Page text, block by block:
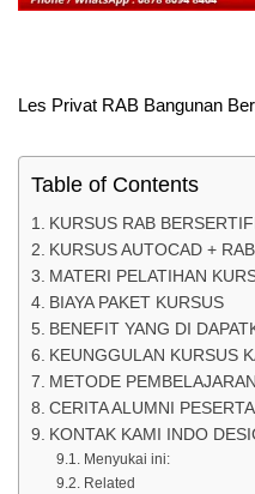
Les Privat RAB Bangunan
Table of Contents
KURSUS RAB
KURSUS AUTOCAD +
MATERI PELATIHAN
BIAYA PAKET KURSUS
BENEFIT YANG DI
KEUNGGULAN KURSUS
METODE
CERITA ALUMNI
KONTAK KAMI INDO
Menyukai ini:
Related